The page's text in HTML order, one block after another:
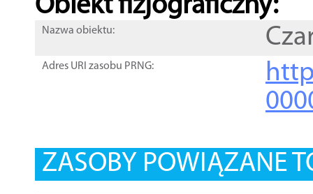
Obiekt fizjograficzny:
Nazwa obiektu:
Adres URI zasobu PRNG:
ZASOBY POWIĄZANE